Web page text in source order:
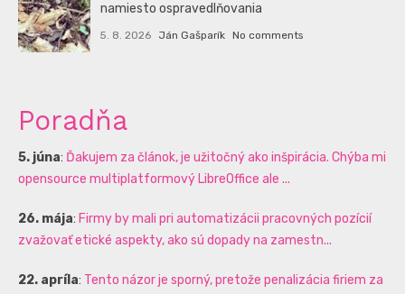
namiesto ospravedlňovania
5. 8. 2026 Ján Gašparík No comments
Poradňa
5. júna: Ďakujem za článok, je užitočný ako inšpirácia. Chýba mi
opensource multiplatformový LibreOffice ale ...
26. mája: Firmy by mali pri automatizácii pracovných pozícií
zvažovať etické aspekty, ako sú dopady na zamestn...
22. apríla: Tento názor je sporný, pretože penalizácia firiem za